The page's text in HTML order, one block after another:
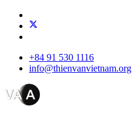
+84 91 530 1116
info@thienvanvietnam.org